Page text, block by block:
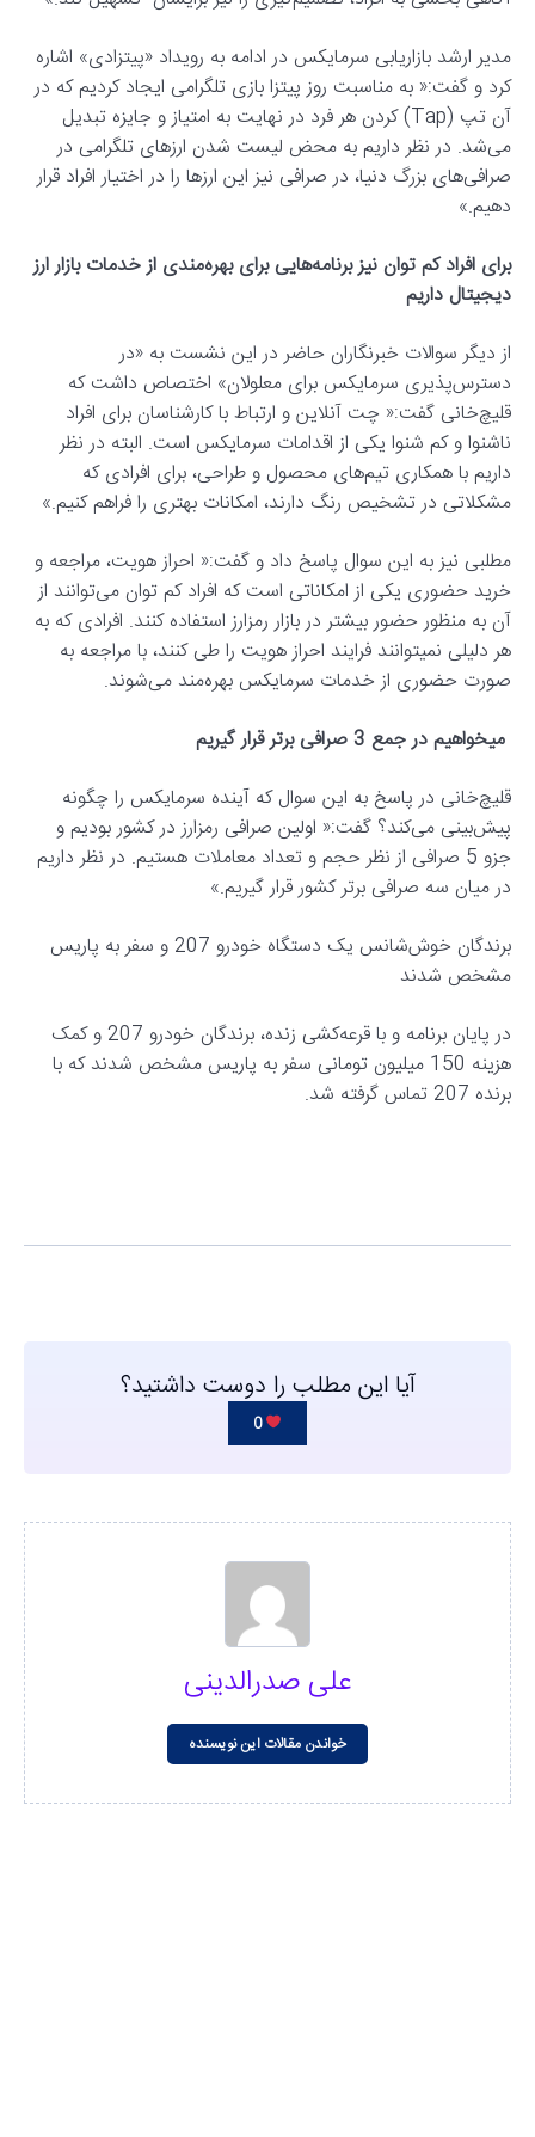
مدیر ارشد بازاریابی سرمایکس در ادامه به رویداد «پیتزادی» اشاره
کرد و گفت:« به مناسبت روز پیتزا بازی تلگرامی ایجاد کردیم که در
آن تپ (Tap) کردن هر فرد در نهایت به امتیاز و جایزه تبدیل
می‌شد. در نظر داریم به محض لیست شدن ارزهای تلگرامی در
صرافی‌های بزرگ دنیا، در صرافی نیز این ارزها را در اختیار افراد قرار
دهیم.»
برای افراد کم توان نیز برنامه‌هایی برای بهره‌مندی از خدمات بازار ارز
دیجیتال داریم
از دیگر سوالات خبرنگاران حاضر در این نشست به «در
دسترس‌پذیری سرمایکس برای معلولان» اختصاص داشت که
قلیچ‌خانی گفت:« چت آنلاین و ارتباط با کارشناسان برای افراد
ناشنوا و کم شنوا یکی از اقدامات سرمایکس است. البته در نظر
داریم با همکاری تیم‌های محصول و طراحی، برای افرادی که
مشکلاتی در تشخیص رنگ دارند، امکانات بهتری را فراهم کنیم.»
مطلبی نیز به این سوال پاسخ داد و گفت:« احراز هویت، مراجعه و
خرید حضوری یکی از امکاناتی است که افراد کم توان می‌توانند از
آن به منظور حضور بیشتر در بازار رمزارز استفاده کنند. افرادی که به
هر دلیلی نمی‎توانند فرایند احراز هویت را طی کنند، با مراجعه به
صورت حضوری از خدمات سرمایکس بهره‌مند می‌‎شوند.
میخواهیم در جمع 3 صرافی برتر قرار گیریم
قلیچ‌خانی در پاسخ به این سوال که آینده سرمایکس را چگونه
پیش‌بینی می‌کند؟ گفت:« اولین صرافی رمزارز در کشور بودیم و
جزو 5 صرافی از نظر حجم و تعداد معاملات هستیم. در نظر داریم
در میان سه صرافی برتر کشور قرار گیریم.»
برندگان خوش‌شانس یک دستگاه خودرو 207 و سفر به پاریس
مشخص شدند
در پایان برنامه و با قرعه‌کشی زنده، برندگان خودرو 207 و کمک
هزینه 150 میلیون تومانی سفر به پاریس مشخص شدند که با
برنده 207 تماس گرفته شد.
آیا این مطلب را دوست داشتید؟
0
علی صدرالدینی
خواندن مقالات این نویسنده